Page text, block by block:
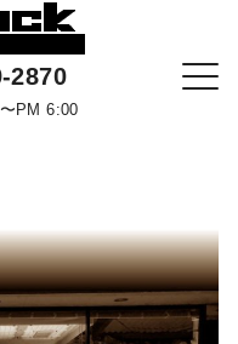
2870
PM 6:00